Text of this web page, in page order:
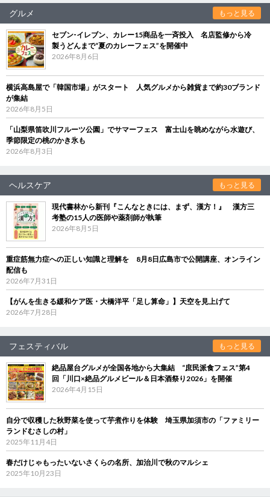
グルメ もっと見る
セブン‐イレブン、カレー15商品を一斉投入 名店監修から冷
製うどんまで“夏のカレーフェス”を開催中
2026年8月6日
横浜高島屋で「韓国市場」がスタート 人気グルメから雑貨まで約30ブランド
が集結
2026年8月5日
「山梨県笛吹川フルーツ公園」でサマーフェス 富士山を眺めながら水遊び、
季節限定の桃のかき氷も
2026年8月3日
ヘルスケア もっと見る
現代書林から新刊『こんなときには、まず、漢方！』 漢方三
考塾の15人の医師や薬剤師が執筆
2026年8月5日
重症筋無力症への正しい知識と理解を 8月8日広島市で公開講座、オンライン
配信も
2026年7月31日
【がんを生きる緩和ケア医・大橋洋平「足し算命」】天空を見上げて
2026年7月28日
フェスティバル もっと見る
絶品屋台グルメが全国各地から大集結 “庶民派食フェス”第4
回「川口×絶品グルメビール＆日本酒祭り2026」を開催
2026年4月15日
自分で収穫した秋野菜を使って芋煮作りを体験 埼玉県加須市の「ファミリー
ランドむさしの村」
2025年11月4日
春だけじゃもったいないさくらの名所、加治川で秋のマルシェ
2025年10月23日